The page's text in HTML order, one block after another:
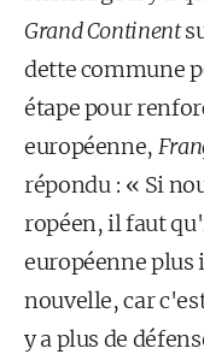
Grand Continent
dette commune
étape pour
européenne,
répondu : « Si
ropéen, il faut
européenne plus
nouvelle, car
y a plus de